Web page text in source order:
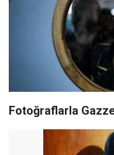
Fotoğraflarla